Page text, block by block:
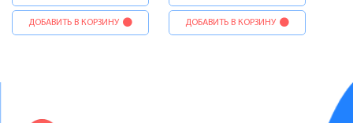
ДОБАВИТЬ В КОРЗИНУ ДОБАВИТЬ В КОРЗИНУ